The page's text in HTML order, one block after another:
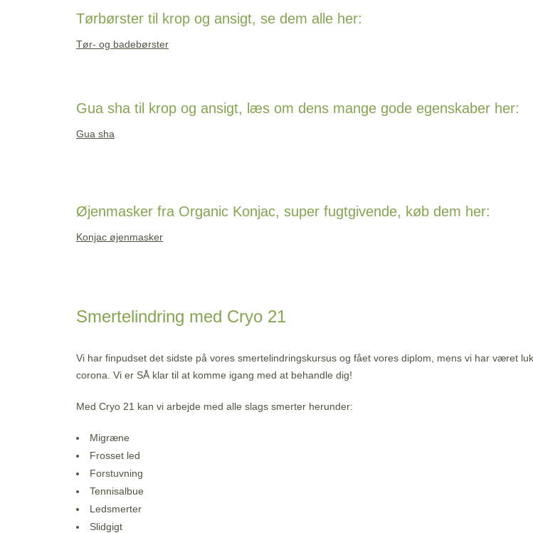
Tørbørster til krop og ansigt, se dem alle her:
Tør- og badebørster
Gua sha til krop og ansigt, læs om dens mange gode egenskaber her:
Gua sha
Øjenmasker fra Organic Konjac, super fugtgivende, køb dem her:
Konjac øjenmasker
Smertelindring med Cryo 21
Vi har finpudset det sidste på vores smertelindringskursus og fået vores diplom, mens vi har været
corona. Vi er SÅ klar til at komme igang med at behandle dig!
Med Cryo 21 kan vi arbejde med alle slags smerter herunder:
Migræne
Frosset led
Forstuvning
Tennisalbue
Ledsmerter
Slidgigt